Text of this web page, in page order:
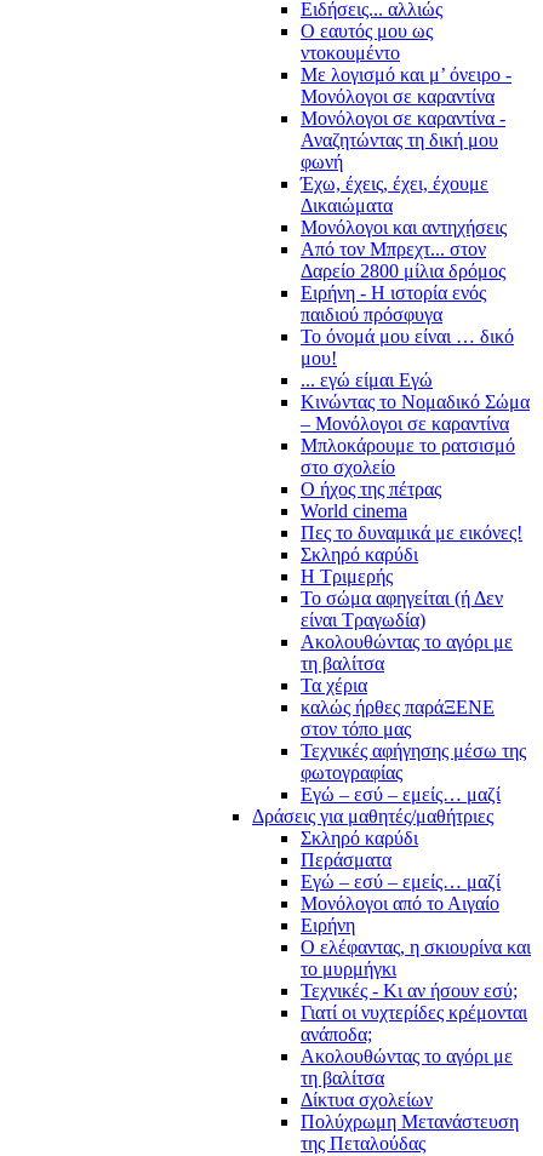
Ειδήσεις... αλλιώς
Ο εαυτός μου ως
ντοκουμέντο
Με λογισμό και μ’ όνειρο -
Μονόλογοι σε καραντίνα
Μονόλογοι σε καραντίνα -
Αναζητώντας τη δική μου
φωνή
Έχω, έχεις, έχει, έχουμε
Δικαιώματα
Μονόλογοι και αντηχήσεις
Από τον Μπρεχτ... στον
Δαρείο 2800 μίλια δρόμος
Ειρήνη - Η ιστορία ενός
παιδιού πρόσφυγα
Το όνομά μου είναι … δικό
μου!
... εγώ είμαι Εγώ
Κινώντας το Νομαδικό Σώμα
– Μονόλογοι σε καραντίνα
Μπλοκάρουμε το ρατσισμό
στο σχολείο
Ο ήχος της πέτρας
World cinema
Πες το δυναμικά με εικόνες!
Σκληρό καρύδι
Η Τριμερής
Το σώμα αφηγείται (ή Δεν
είναι Τραγωδία)
Ακολουθώντας το αγόρι με
τη βαλίτσα
Τα χέρια
καλώς ήρθες παράΞΕΝΕ
στον τόπο μας
Τεχνικές αφήγησης μέσω της
φωτογραφίας
Εγώ – εσύ – εμείς… μαζί
Δράσεις για μαθητές/μαθήτριες
Σκληρό καρύδι
Περάσματα
Εγώ – εσύ – εμείς… μαζί
Μονόλογοι από το Αιγαίο
Ειρήνη
Ο ελέφαντας, η σκιουρίνα και
το μυρμήγκι
Τεχνικές - Κι αν ήσουν εσύ;
Γιατί οι νυχτερίδες κρέμονται
ανάποδα;
Ακολουθώντας το αγόρι με
τη βαλίτσα
Δίκτυα σχολείων
Πολύχρωμη Μετανάστευση
της Πεταλούδας